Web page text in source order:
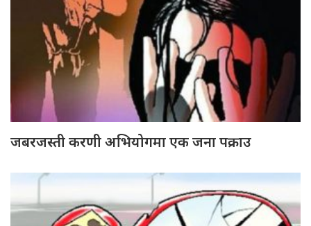
जबरजस्ती करणी अभियोगमा एक जना पक्राउ